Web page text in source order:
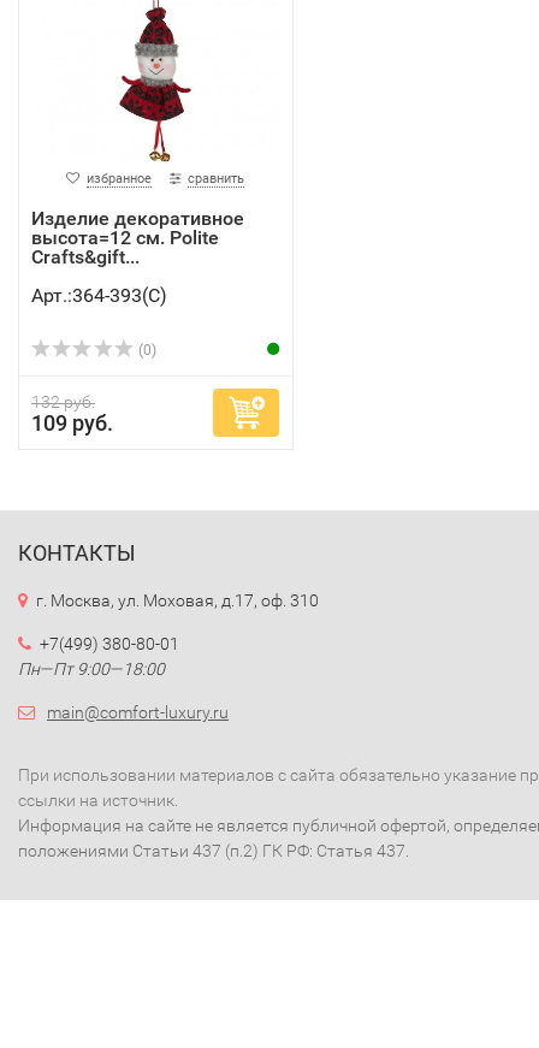
избранное сравнить
Изделие декоративное
высота=12 см. Polite
Crafts&gift...
Арт.:364-393(C)
(0)
132 руб.
109 руб.
КОНТАКТЫ
г. Москва, ул. Моховая, д.17, оф. 310
+7(499) 380-80-01
Пн—Пт 9:00—18:00
main@comfort-luxury.ru
При использовании материалов с сайта обязательно указание
ссылки на источник.
Информация на сайте не является публичной офертой,
положениями Статьи 437 (п.2) ГК РФ: Статья 437.